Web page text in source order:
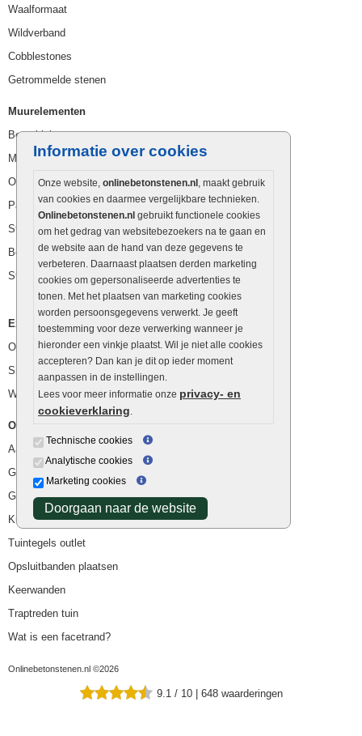
Informatie over cookies
Onze website, onlinebetonstenen.nl , maakt gebruik
van cookies en daarmee vergelijkbare technieken.
Onlinebetonstenen.nl gebruikt functionele cookies
om het gedrag van websitebezoekers na te gaan en
de website aan de hand van deze gegevens te
verbeteren. Daarnaast plaatsen derden marketing
cookies om gepersonaliseerde advertenties te
tonen. Met het plaatsen van marketing cookies
worden persoonsgegevens verwerkt. Je geeft
toestemming voor deze verwerking wanneer je
hieronder een vinkje plaatst. Wil je niet alle cookies
accepteren? Dan kan je dit op ieder moment
aanpassen in de instellingen.
Lees voor meer informatie onze privacy- en
cookieverklaring
Technische cookies
Analytische cookies
Marketing cookies
Doorgaan naar de website
Waalformaat
Wildverband
Cobblestones
Getrommelde stenen
Muurelementen
Betonbielzen
Muurstenen
Opsluitbanden
Palissaden
Stapelblokken
Betonblokken
Stapelstenen
Extra benodigdheden
Ophoogzand
Siergrind en siersplit
Waterafvoer
Overig
Aanbiedingen
Goedkope bestrating
Goedkope tuintegels
Kunstgras
Tuintegels outlet
Opsluitbanden plaatsen
Keerwanden
Traptreden tuin
Wat is een facetrand?
Onlinebetonstenen.nl ©2026
9.1 / 10 | 648 waarderingen